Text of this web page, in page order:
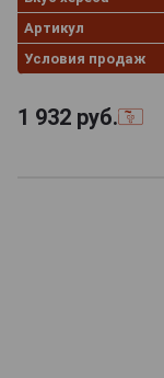
Артикул
Условия продаж
1 932 руб.